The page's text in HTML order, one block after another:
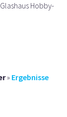
Hobby-
» Ergebnisse